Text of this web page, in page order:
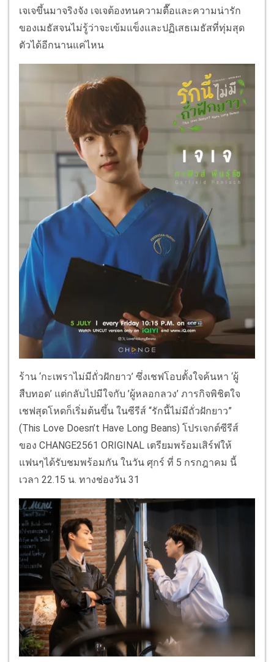
เจเจขึ้นมาจริงจัง เจเจต้องทนความตื๊อและความน่ารัก
ของเมธัสจนไม่รู้ว่าจะเข้มแข็งและปฏิเสธเมธัสที่ทุ่มสุด
ตัวได้อีกนานแค่ไหน
ร้าน ‘กะเพราไม่มีถั่วฝักยาว’ ซึ่งเชฟโอบตั้งใจค้นหา ‘ผู้
สืบทอด’ แต่กลับไปมีใจกับ ’ผู้หลอกลวง’ ภารกิจพิชิตใจ
เชฟสุดโหดก็เริ่มต้นขึ้น ในซีรีส์ ‘‘รักนี้ไม่มีถั่วฝักยาว”
(This Love Doesn’t Have Long Beans) โปรเจกต์ซีรีส์
ของ CHANGE2561 ORIGINAL เตรียมพร้อมเสิร์ฟให้
แฟนๆได้รับชมพร้อมกัน ในวัน ศุกร์ ที่ 5 กรกฎาคม นี้
เวลา 22.15 น. ทางช่องวัน 31